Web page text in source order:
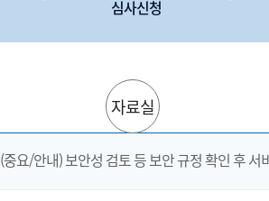
심사신청
자료실
(중요/안내) 보안성 검토 등 보안 규정 확인 후 서